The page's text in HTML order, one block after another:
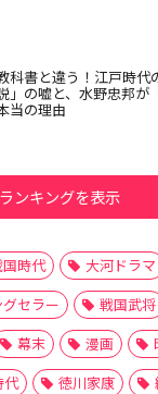
科書と違う！江戸時代
」の嘘と、水野忠邦が
当の理由
ランキングを表示
時代 大河ドラマ
セラー 戦国武将
幕末 漫画
代 徳川家康